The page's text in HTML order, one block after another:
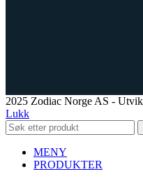
2025 Zodiac Norge AS -
Lukk
MENY
PRODUKTER